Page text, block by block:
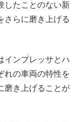
したことのない新
さらに磨き上げる
インプレッサとハ
れの車両の特性を
磨き上げることが